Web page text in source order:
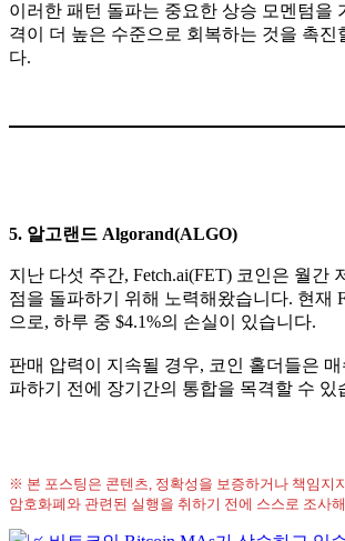
이러한 패턴 돌파는 중요한 상승 모멘텀을
격이 더 높은 수준으로 회복하는 것을 촉진
다.
5. 알고랜드 Algorand(ALGO)
지난 다섯 주간, Fetch.ai(FET) 코인은 월간
점을 돌파하기 위해 노력해왔습니다. 현재
으로, 하루 중 $4.1%의 손실이 있습니다.
판매 압력이 지속될 경우, 코인 홀더들은 매
파하기 전에 장기간의 통합을 목격할 수 있
※ 본 포스팅은 콘텐츠, 정확성을 보증하거나 책임지
암호화폐와 관련된 실행을 취하기 전에 스스로 조사